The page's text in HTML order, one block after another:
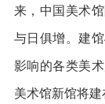
来，中国美术
与日俱增。建
影响的各类美
美术馆新馆将建